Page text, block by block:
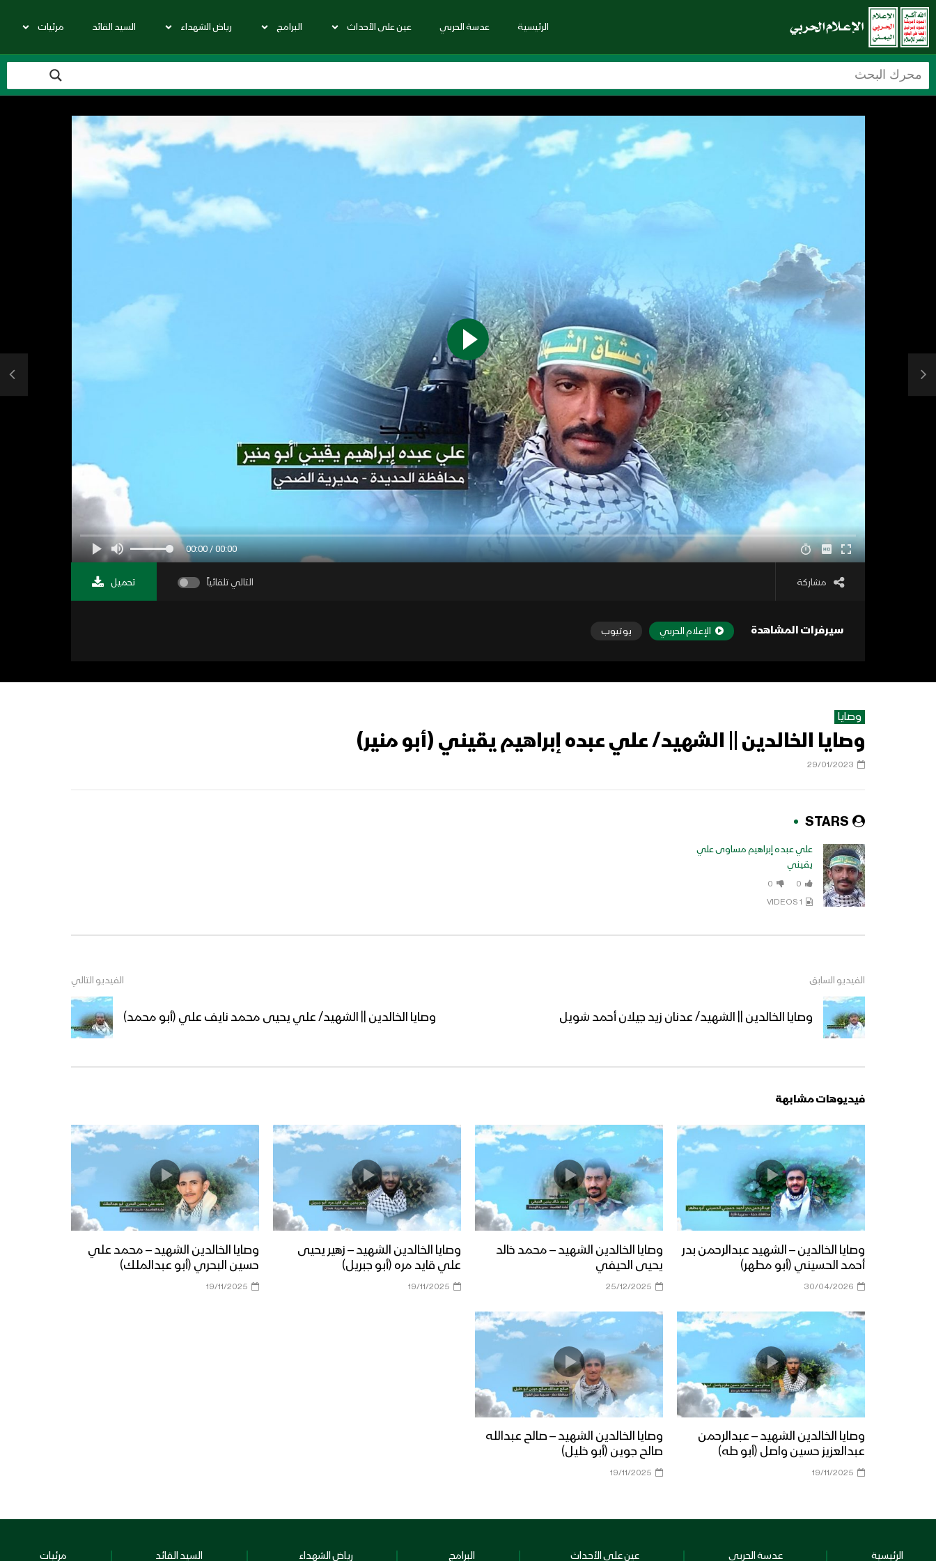
الرئيسية عدسة الحربي عين على الأحداث البرامج رياض الشهداء السيد القائد مرئيات
00:00 / 00:00
مشاركة التالي تلقائياً تحميل
سيرفرات المشاهدة الإعلام الحربي يوتيوب
وصايا
وصايا الخالدين || الشهيد/ علي عبده إبراهيم يقيني (أبو منير)
29/01/2023
STARS
علي عبده إبراهيم مساوى علي
يقيني
0
0
1 VIDEOS
الفيديو السابق
وصايا الخالدين || الشهيد/ عدنان زيد جيلان أحمد شويل
الفيديو التالي
وصايا الخالدين || الشهيد/ علي يحيى محمد نايف علي (أبو محمد)
فيديوهات مشابهة
وصايا الخالدين – الشهيد عبدالرحمن بدر
أحمد الحسيني (أبو مطهر)
30/04/2026
وصايا الخالدين الشهيد – محمد خالد
يحيى الحيفي
25/12/2025
وصايا الخالدين الشهيد – زهير يحيى
علي قايد مره (أبو جبريل)
19/11/2025
وصايا الخالدين الشهيد – محمد علي
حسين البحري (أبو عبدالملك)
19/11/2025
وصايا الخالدين الشهيد – عبدالرحمن
عبدالعزيز حسين واصل (أبو طه)
19/11/2025
وصايا الخالدين الشهيد – صالح عبدالله
صالح جوين (أبو خليل)
19/11/2025
الرئيسية عدسة الحربي عين على الأحداث البرامج رياض الشهداء السيد القائد مرئيات